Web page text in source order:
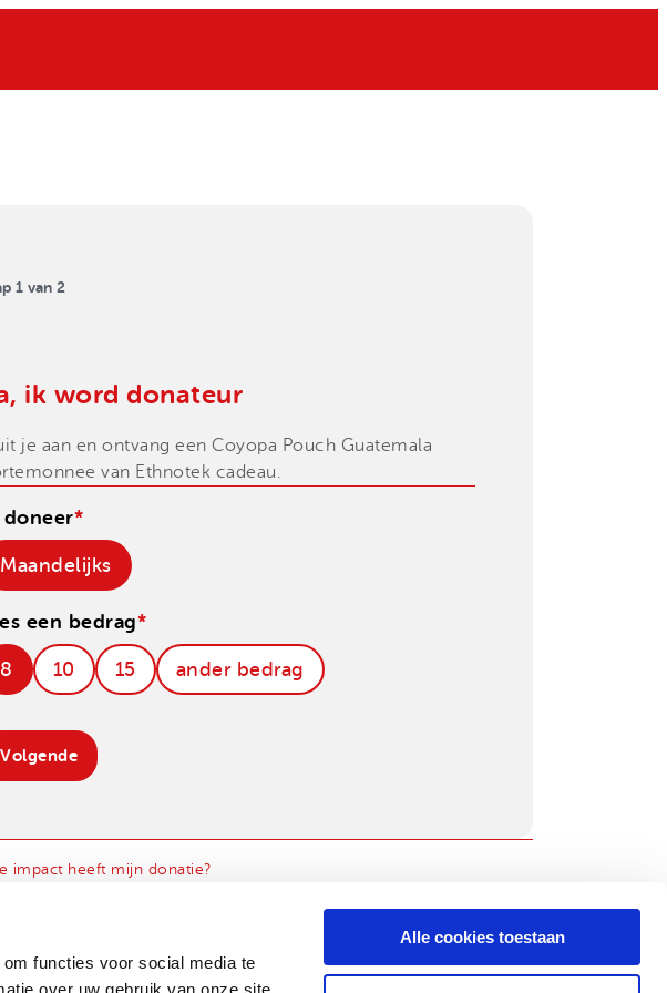
functies voor social media te
Alle cookies toestaan
1 van2
ik word donateur
je aan en ontvang een Coyopa Pouch Guatemala
van Ethnotek cadeau.
doneer*
Maandelijks
een bedrag*
8 10 15 ander bedrag
impact heeft mijn donatie?
Ethnotek?